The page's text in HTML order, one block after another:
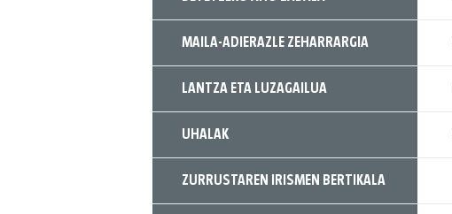
MAILA-ADIERAZLE ZEHARRARGIA
LANTZA ETA LUZAGAILUA
UHALAK
ZURRUSTAREN IRISMEN BERTIKALA